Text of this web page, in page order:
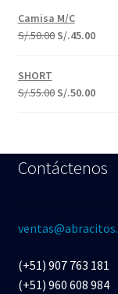
Camisa M/C
S/.50.00 S/.45.00
SHORT
S/.55.00 S/.50.00
Contáctenos
(+51) 907 763 181
(+51) 960 608 984